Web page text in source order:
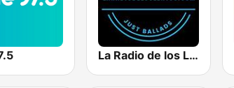
La Radio de los Lentos